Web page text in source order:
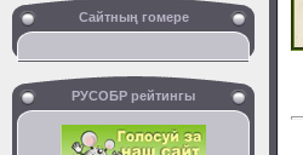
Сайтның гомере
РУСОБР рейтингы